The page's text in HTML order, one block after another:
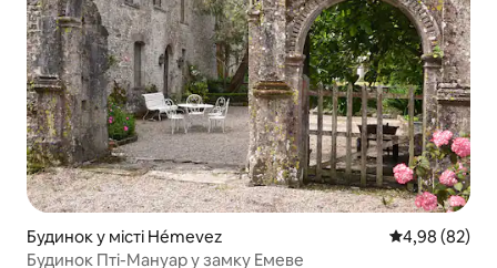
Будинок у місті Hémevez Середня
4,98 (82)
Будинок Пті-Мануар у замку Емеве